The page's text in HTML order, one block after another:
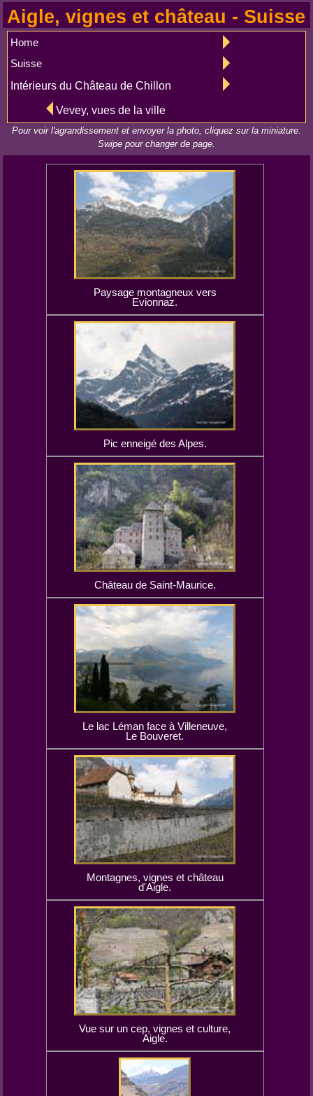
Aigle, vignes et château - Suisse
Home
Suisse
Intérieurs du Château de Chillon
Vevey, vues de la ville
Pour voir l'agrandissement et envoyer la photo, cliquez sur la miniature.
Swipe pour changer de page.
Paysage montagneux vers
Evionnaz.
Pic enneigé des Alpes.
Château de Saint-Maurice.
Le lac Léman face à Villeneuve,
Le Bouveret.
Montagnes, vignes et château
d'Aigle.
Vue sur un cep, vignes et culture,
Aigle.